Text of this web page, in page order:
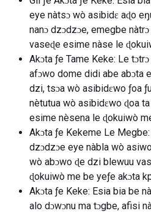
eye nàtsɔ wò asibidɛ aɖo
nanɔ dzɔdzɔe, emegbe
vaseɖe esime nàse le
Akɔta ƒe Tame Keke: Le
afɔwo dome didi abe abɔta
dzi, tsɔa wò asibidɛwo ƒoa
nètutua wò asibidɛwo ɖoa
esime nèsena le ɖokuiwò
Akɔta ƒe Kekeme Le
dzɔdzɔe eye nàbla wò
wò abɔwo ɖe dzi blewuu
ɖokuiwò me be yeƒe akɔta
Akɔta ƒe Keke: Esia bia be
alo dɔwɔnu ma tɔgbe, afisi